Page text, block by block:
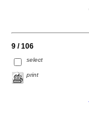
9 / 106
select
print